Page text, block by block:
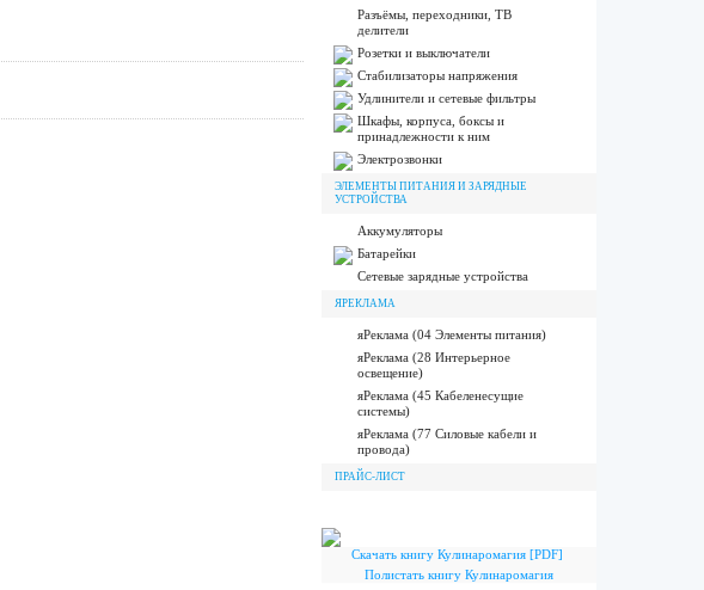
Разъёмы, переходники, ТВ
делители
Розетки и выключатели
Стабилизаторы напряжения
Удлинители и сетевые фильтры
Шкафы, корпуса, боксы и
принадлежности к ним
Электрозвонки
ЭЛЕМЕНТЫ ПИТАНИЯ И ЗАРЯДНЫЕ
УСТРОЙСТВА
Аккумуляторы
Батарейки
Сетевые зарядные устройства
ЯРЕКЛАМА
яРеклама (04 Элементы питания)
яРеклама (28 Интерьерное
освещение)
яРеклама (45 Кабеленесущие
системы)
яРеклама (77 Силовые кабели и
провода)
ПРАЙС-ЛИСТ
Скачать книгу Кулинаромагия [PDF]
Полистать книгу Кулинаромагия